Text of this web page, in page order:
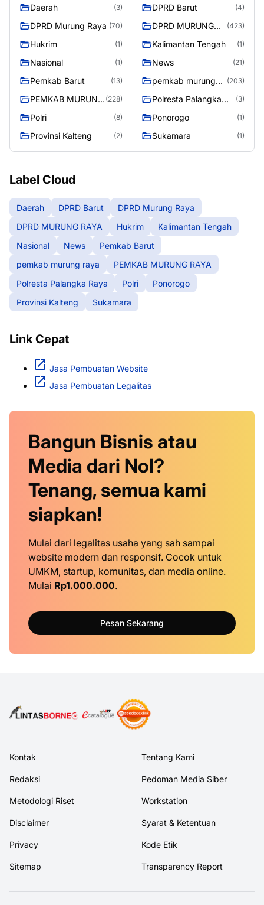
Daerah (3) DPRD Barut (4)
DPRD Murung Raya (70)
DPRD MURUNG
(423)
Hukrim (1) Kalimantan Tengah (1)
Nasional (1) News (21)
Pemkab Barut (13)
pemkab murung
(203)
PEMKAB MURUNG (228)
Polresta Palangka
(3)
Polri (8) Ponorogo (1)
Provinsi Kalteng (2) Sukamara (1)
Label Cloud
Daerah DPRD Barut
DPRD Murung Raya
DPRD MURUNG RAYA
Hukrim
Kalimantan Tengah
Nasional
News
Pemkab Barut
pemkab murung raya
PEMKAB MURUNG RAYA
Polresta Palangka Raya
Polri
Ponorogo
Provinsi Kalteng
Sukamara
Link Cepat
Jasa Pembuatan Website
Jasa Pembuatan Legalitas
Bangun Bisnis atau
Media dari Nol?
Tenang, semua kami
siapkan!
Mulai dari legalitas usaha yang sah sampai
website modern dan responsif. Cocok untuk
UMKM, startup, komunitas, dan media online.
Mulai Rp1.000.000.
Pesan Sekarang
Kontak Tentang Kami
Redaksi Pedoman Media Siber
Metodologi Riset Workstation
Disclaimer Syarat & Ketentuan
Privacy Kode Etik
Sitemap Transparency Report